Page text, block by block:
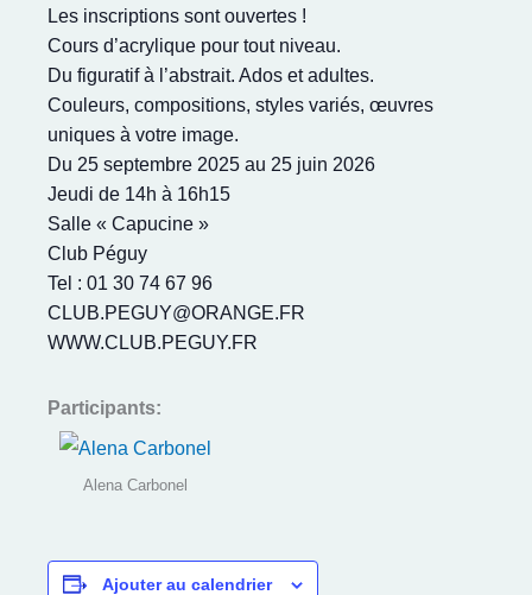
Les inscriptions sont ouvertes !
Cours d’acrylique pour tout niveau.
Du figuratif à l’abstrait. Ados et adultes.
Couleurs, compositions, styles variés, œuvres
uniques à votre image.
Du 25 septembre 2025 au 25 juin 2026
Jeudi de 14h à 16h15
Salle « Capucine »
Club Péguy
Tel : 01 30 74 67 96
CLUB.PEGUY@ORANGE.FR
WWW.CLUB.PEGUY.FR
Participants:
Alena Carbonel
Ajouter au calendrier